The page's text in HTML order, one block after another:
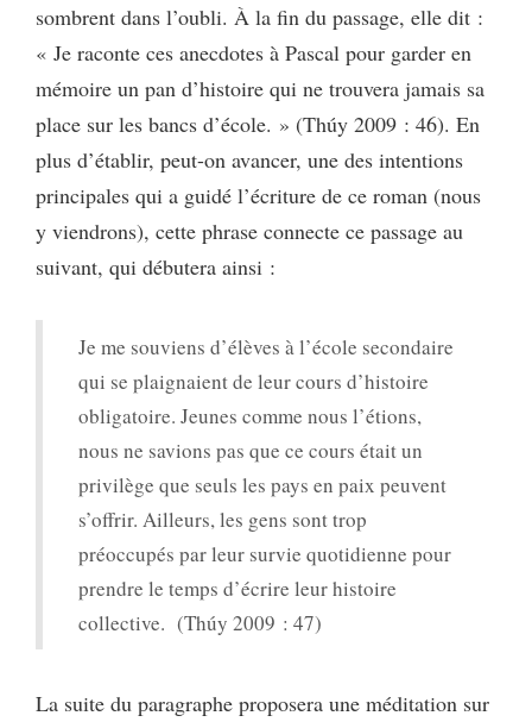
sombrent dans l’oubli. À la fin du passage, elle dit :
« Je raconte ces anecdotes à Pascal pour garder en
mémoire un pan d’histoire qui ne trouvera jamais sa
place sur les bancs d’école. » (Thúy 2009 : 46). En
plus d’établir, peut-on avancer, une des intentions
principales qui a guidé l’écriture de ce roman (nous
y viendrons), cette phrase connecte ce passage au
suivant, qui débutera ainsi :
Je me souviens d’élèves à l’école secondaire
qui se plaignaient de leur cours d’histoire
obligatoire. Jeunes comme nous l’étions,
nous ne savions pas que ce cours était un
privilège que seuls les pays en paix peuvent
s’offrir. Ailleurs, les gens sont trop
préoccupés par leur survie quotidienne pour
prendre le temps d’écrire leur histoire
collective. (Thúy 2009 : 47)
La suite du paragraphe proposera une méditation sur